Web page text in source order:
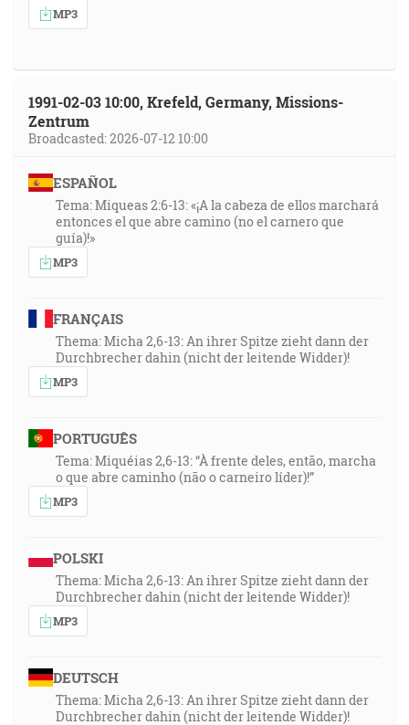
MP3
1991-02-03 10:00, Krefeld, Germany, Missions-
Zentrum
Broadcasted: 2026-07-12 10:00
ESPAÑOL
Tema: Miqueas 2:6-13: «¡A la cabeza de ellos marchará
entonces el que abre camino (no el carnero que
guía)!»
MP3
FRANÇAIS
Thema: Micha 2,6-13: An ihrer Spitze zieht dann der
Durchbrecher dahin (nicht der leitende Widder)!
MP3
PORTUGUÊS
Tema: Miquéias 2,6-13: “À frente deles, então, marcha
o que abre caminho (não o carneiro líder)!”
MP3
POLSKI
Thema: Micha 2,6-13: An ihrer Spitze zieht dann der
Durchbrecher dahin (nicht der leitende Widder)!
MP3
DEUTSCH
Thema: Micha 2,6-13: An ihrer Spitze zieht dann der
Durchbrecher dahin (nicht der leitende Widder)!